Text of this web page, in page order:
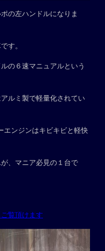
の左ハンドルになりま
す。
の６速マニュアルという
ルミ製で軽量化されてい
エンジンはキビキビと軽快
、マニア必見の１台で
覧頂けます